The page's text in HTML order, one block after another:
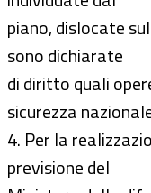
piano, dislocate
sono dichiarate
di diritto quali
sicurezza
4. Per la
previsione del